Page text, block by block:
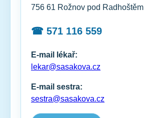
756 61 Rožnov pod Radhoštěm
☎ 571 116 559
E-mail lékař:
lekar@sasakova.cz
E-mail sestra:
sestra@sasakova.cz